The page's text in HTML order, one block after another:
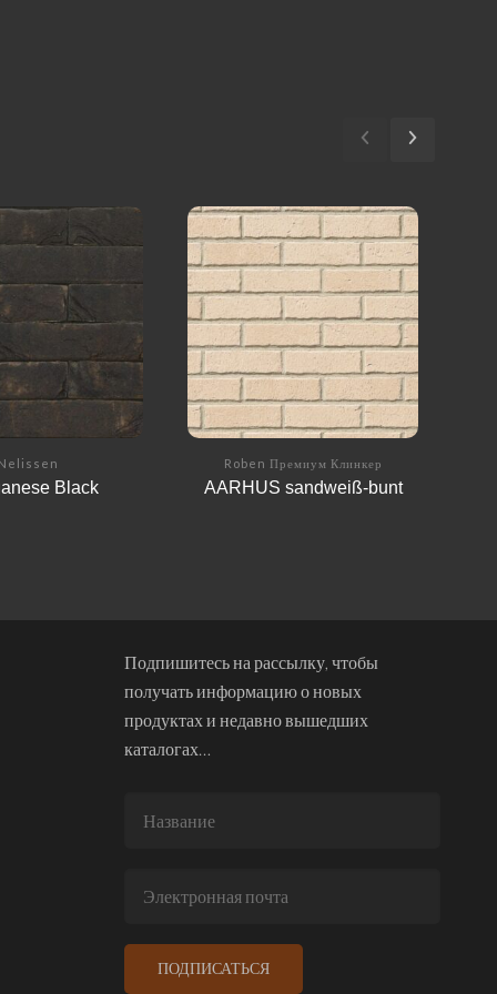
Black
Roben Премиум Клинкер
AARHUS sandweiß-bunt
Подпишитесь на рассылку, чтобы
получать информацию о новых
продуктах и недавно вышедших
каталогах…